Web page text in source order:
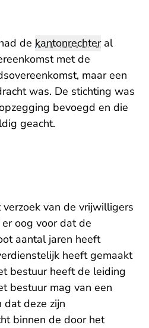
de kantonrechteral
met de
maar een
was. De stichting was
bevoegd en die
geacht.
van de vrijwilligers
oog voor dat de
aantal jaren heeft
heeft gemaakt
bestuur heeft de leiding
bestuur mag van een
dat deze zijn
binnen de door het